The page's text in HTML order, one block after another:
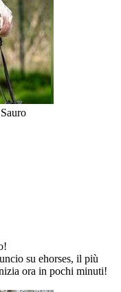
su ehorses, il più
ora in pochi minuti!